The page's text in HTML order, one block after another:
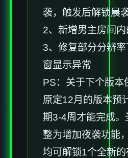
袭，触发后解锁晨
2、新增男主房间
3、修复部分分辨
窗显示异常
PS：关于下个版本
原定12月的版本预
期3-4周才能完成。
整为增加夜袭功能
均可解锁1个全新的